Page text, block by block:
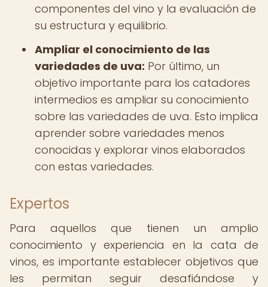
componentes del vino y la evaluación de
su estructura y equilibrio.
Ampliar el conocimiento de las
variedades de uva: Por último, un
objetivo importante para los catadores
intermedios es ampliar su conocimiento
sobre las variedades de uva. Esto implica
aprender sobre variedades menos
conocidas y explorar vinos elaborados
con estas variedades.
Expertos
Para aquellos que tienen un amplio
conocimiento y experiencia en la cata de
vinos, es importante establecer objetivos que
les permitan seguir desafiándose y